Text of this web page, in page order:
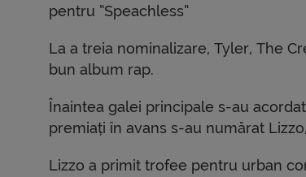
pentru ”Speachless”
La a treia nominalizare, Tyler, The
bun album rap.
Înaintea galei principale s-au
premiați în avans s-au numărat
Lizzo a primit trofee pentru urban